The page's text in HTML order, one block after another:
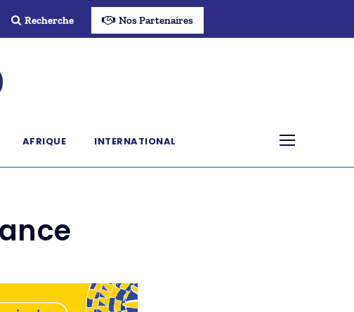
Recherche Nos Partenaires
AFRIQUE INTERNATIONAL